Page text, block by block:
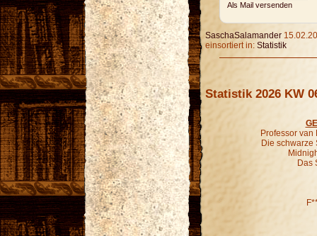
Als Mail versenden
SaschaSalamander
einsortiert in: Statistik
Statistik 2026 KW
Professor van
Die schwarze
Das